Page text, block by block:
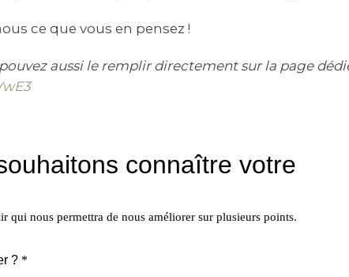
ce que vous en pensez !
aussi le remplir directement sur la page